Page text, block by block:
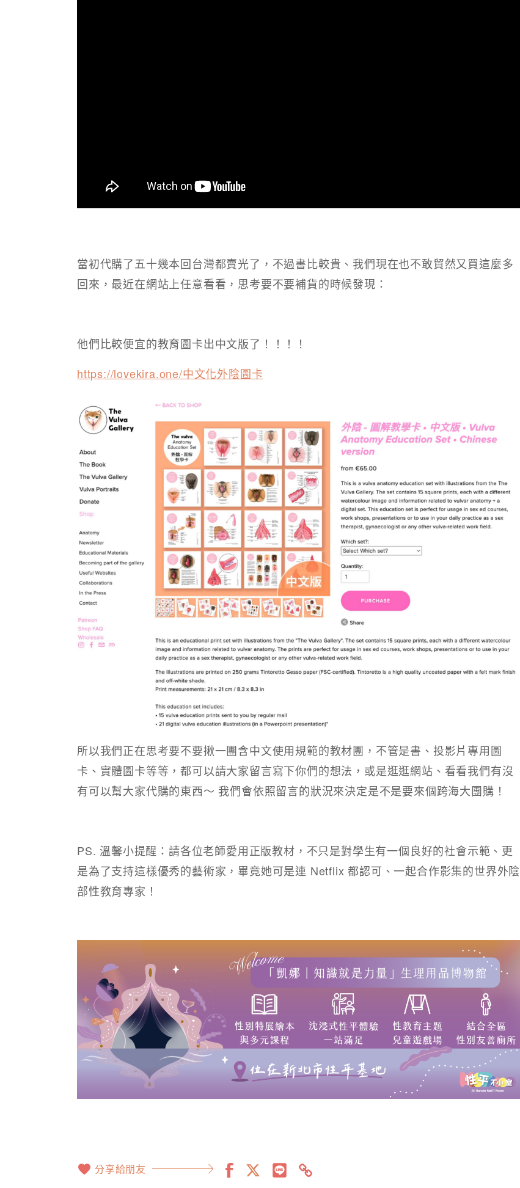
當初代購了五十幾本回台灣都賣光了，不過書比較貴、我們現在也不敢貿然又買這麼多
回來，最近在網站上任意看看，思考要不要補貨的時候發現：​
他們比較便宜的教育圖卡出中文版了！！！！​
https://lovekira.one/中文化外陰圖卡​
所以我們正在思考要不要揪一團含中文使用規範的教材團，不管是書、投影片專用圖
卡、實體圖卡等等，都可以請大家留言寫下你們的想法，或是逛逛網站、看看我們有沒
有可以幫大家代購的東西～ 我們會依照留言的狀況來決定是不是要來個跨海大團購！​
PS. 溫馨小提醒：請各位老師愛用正版教材，不只是對學生有一個良好的社會示範、更
是為了支持這樣優秀的藝術家，畢竟她可是連 Netflix 都認可、一起合作影集的世界外陰
部性教育專家！
分享給朋友